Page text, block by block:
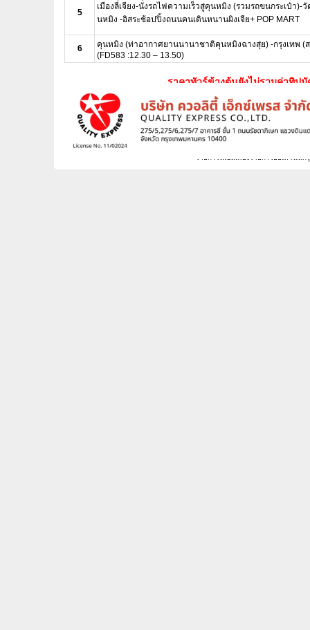
5
เมืองลี่เจียง-นั่งรถไฟความเร็วสู่คุนหมิง (รวมรถขนกระเป๋า
นหมิง -อิสระช้อปปิ้งถนนคนเดินหนานผิงเจีย+ POP MART
6
คุนหมิง (ท่าอากาศยานนานาชาติคุนหมิงฉางสุ่ย) -กรุงเทพ (
(FD583 :12.30 – 13.50)
ราคาทัวร์ข้างต้นยังไม่รวมค่าทิป
หัวหน้าทัวร์ที่ดูแลคณะ
รายการทัวร์อาจจะมีการปรับเปลี่ย